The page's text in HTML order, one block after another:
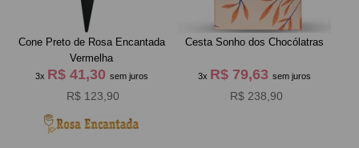
Cone Preto de Rosa Encantada
Vermelha
3x R$ 41,30 sem juros
R$ 123,90
Cesta Sonho dos Chocólatras
3x R$ 79,63sem juros
R$ 238,90